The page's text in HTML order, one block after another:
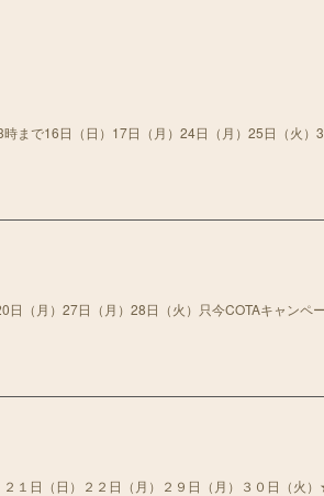
まで16日（日）17日（月）24日（月）25日（火）
日（月）27日（月）28日（火）只今COTAキャン
１日（日）２２日（月）２９日（月）３０日（火